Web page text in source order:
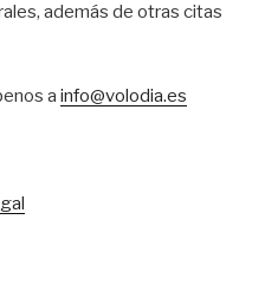
además de otras citas
a info@volodia.es